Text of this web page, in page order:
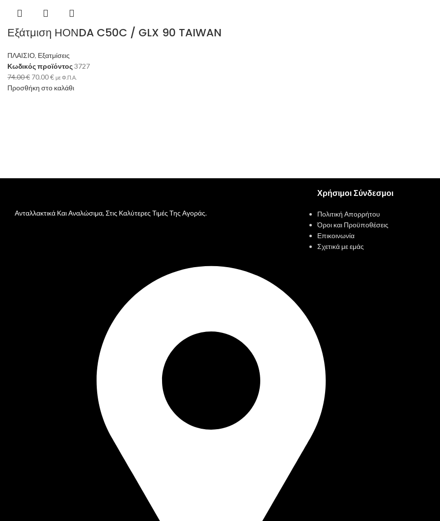
Εξάτμιση ΗΟΝDA C50C / GLX 90 TAIWAN
ΠΛΑΙΣΙΟ, Εξατμίσεις
Κωδικός προϊόντος3727
74.00€ 70.00€ με Φ.Π.Α.
Προσθήκη στο καλάθι
Ανταλλακτικά Και Αναλώσιμα, Στις Καλύτερες Τιμές Της Αγοράς.
Χρήσιμοι Σύνδεσμοι
Πολιτική Απορρήτου
Όροι και Προϋποθέσεις
Επικοινωνία
Σχετικά με εμάς